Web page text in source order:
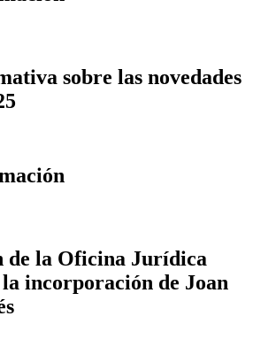
sobre las novedades
de la Oficina Jurídica
incorporación de Joan